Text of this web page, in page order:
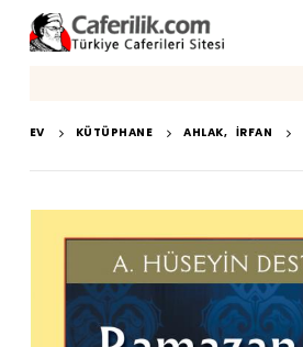
EV KÜTÜPHANE AHLAK, İRFAN